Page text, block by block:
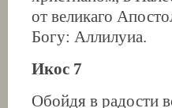
от великаго
Богу: Аллилуиа.
Икос 7
Обойдя в радости